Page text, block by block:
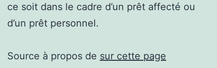
ce soit dans le cadre d’un prêt affecté ou
d’un prêt personnel.
Source à propos de sur cette page